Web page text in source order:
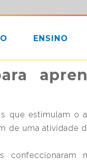
ENSINO
que estimulam o
de uma atividade
confeccionaram